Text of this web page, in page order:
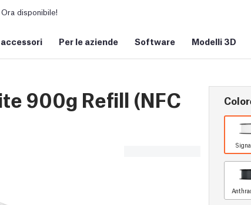
disponibile!
Per le aziende Software Modelli 3D
900g Refill (NFC